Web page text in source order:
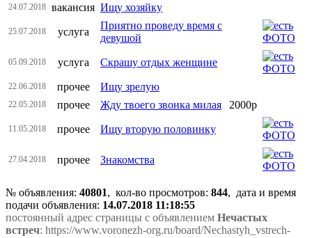
24.07.2018 вакансия Ищу хозяйку
25.07.2018 услуга
Приятно проведу время с
девушой
05.09.2018 услуга Скрашу отдых женщине
22.06.2018 прочее Ищу зрелую
22.05.2018 прочее Жду твоего звонка милая 2000р
11.05.2018 прочее Ищу вторую половинку
27.04.2018 прочее Знакомства
№ объявления: 40801, кол-во просмотров: 844, дата и время
подачи объявления: 14.07.2018 11:18:55
постоянный адрес страницы с объявлением Нечастых
встреч: https://www.voronezh-org.ru/board/Nechastyh_vstrech-